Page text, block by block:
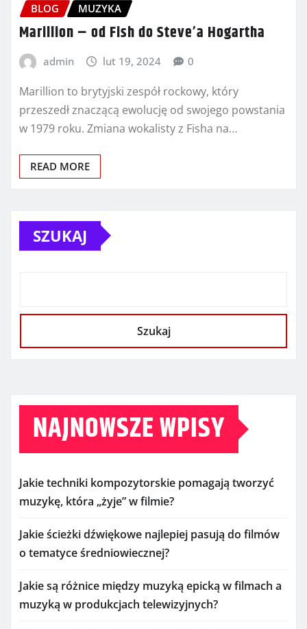
BLOG MUZYKA
Marillion – od Fish do Steve’a Hogartha
admin lut 19, 2024 0
Marillion to brytyjski zespół rockowy, który
przeszedł znaczącą ewolucję od swojego powstania
w 1979 roku. Zmiana wokalisty z Fisha na…
READ MORE
SZUKAJ
Szukaj
NAJNOWSZE WPISY
Jakie techniki kompozytorskie pomagają tworzyć
muzykę, która „żyje” w filmie?
Jakie ścieżki dźwiękowe najlepiej pasują do filmów
o tematyce średniowiecznej?
Jakie są różnice między muzyką epicką w filmach a
muzyką w produkcjach telewizyjnych?